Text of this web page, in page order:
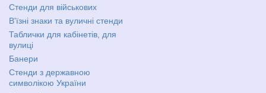
Стенди для військових
В'їзні знаки та вуличні стенди
Таблички для кабінетів, для
вулиці
Банери
Стенди з державною
символікою України